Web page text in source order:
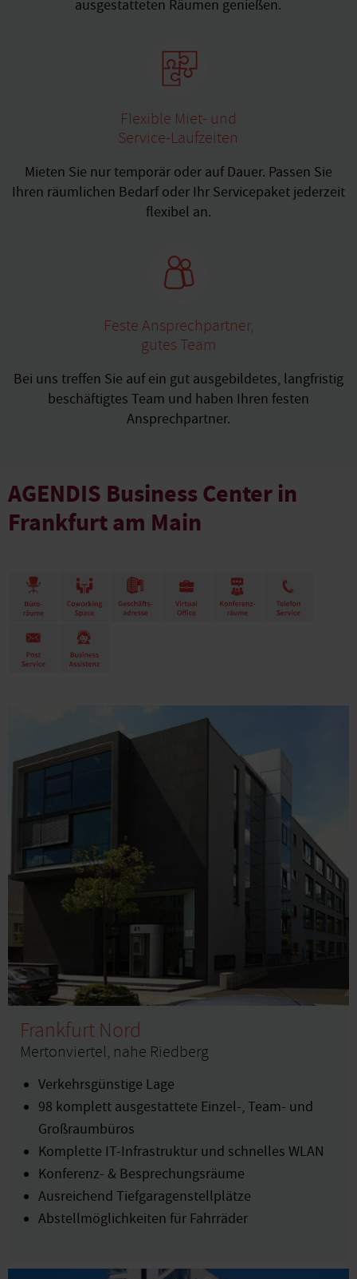
ausgestatteten Räumen genießen.
Flexible Miet- und
Service-Laufzeiten
Mieten Sie nur temporär oder auf Dauer. Passen Sie
Ihren räumlichen Bedarf oder Ihr Servicepaket jederzeit
flexibel an.
Feste Ansprechpartner,
gutes Team
Bei uns treffen Sie auf ein gut ausgebildetes, langfristig
beschäftigtes Team und haben Ihren festen
Ansprechpartner.
AGENDIS Business Center in
Frankfurt am Main
Frankfurt Nord
Mertonviertel, nahe Riedberg
Verkehrsgünstige Lage
98 komplett ausgestattete Einzel-, Team- und
Großraumbüros
Komplette IT-Infrastruktur und schnelles WLAN
Konferenz- & Besprechungsräume
Ausreichend Tiefgaragenstellplätze
Abstellmöglichkeiten für Fahrräder